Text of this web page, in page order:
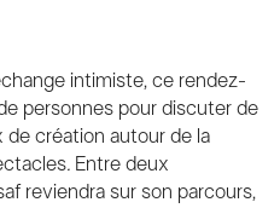
intimiste, ce rendez-
personnes pour discuter de
de création autour de la
. Entre deux
reviendra sur son parcours,